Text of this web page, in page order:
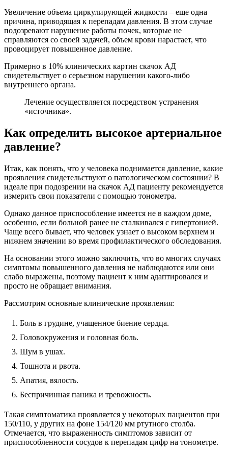
Увеличение объема циркулирующей жидкости – еще одна
причина, приводящая к перепадам давления. В этом случае
подозревают нарушение работы почек, которые не
справляются со своей задачей, объем крови нарастает, что
провоцирует повышенное давление.
Примерно в 10% клинических картин скачок АД
свидетельствует о серьезном нарушении какого-либо
внутреннего органа.
Лечение осуществляется посредством устранения
«источника».
Как определить высокое артериальное
давление?
Итак, как понять, что у человека поднимается давление, какие
проявления свидетельствуют о патологическом состоянии? В
идеале при подозрении на скачок АД пациенту рекомендуется
измерить свои показатели с помощью тонометра.
Однако данное приспособление имеется не в каждом доме,
особенно, если больной ранее не сталкивался с гипертонией.
Чаще всего бывает, что человек узнает о высоком верхнем и
нижнем значении во время профилактического обследования.
На основании этого можно заключить, что во многих случаях
симптомы повышенного давления не наблюдаются или они
слабо выражены, поэтому пациент к ним адаптировался и
просто не обращает внимания.
Рассмотрим основные клинические проявления:
Боль в грудине, учащенное биение сердца.
Головокружения и головная боль.
Шум в ушах.
Тошнота и рвота.
Апатия, вялость.
Беспричинная паника и тревожность.
Такая симптоматика проявляется у некоторых пациентов при
150/110, у других на фоне 154/120 мм ртутного столба.
Отмечается, что выраженность симптомов зависит от
приспособленности сосудов к перепадам цифр на тонометре.